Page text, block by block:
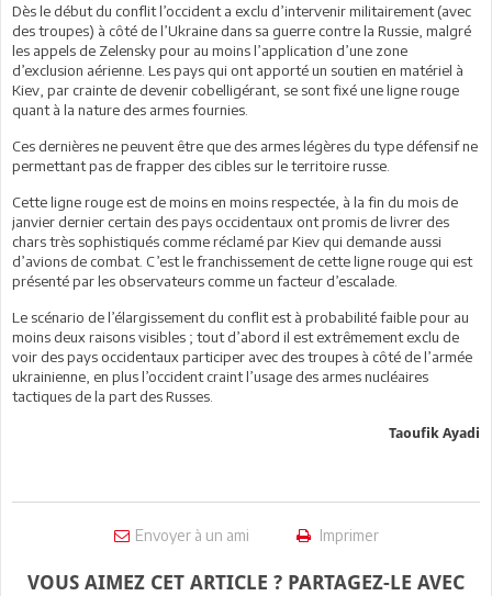
Dès le début du conflit l’occident a exclu d’intervenir militairement (avec
des troupes) à côté de l’Ukraine dans sa guerre contre la Russie, malgré
les appels de Zelensky pour au moins l’application d’une zone
d’exclusion aérienne. Les pays qui ont apporté un soutien en matériel à
Kiev, par crainte de devenir cobelligérant, se sont fixé une ligne rouge
quant à la nature des armes fournies.
Ces dernières ne peuvent être que des armes légères du type défensif ne
permettant pas de frapper des cibles sur le territoire russe.
Cette ligne rouge est de moins en moins respectée, à la fin du mois de
janvier dernier certain des pays occidentaux ont promis de livrer des
chars très sophistiqués comme réclamé par Kiev qui demande aussi
d’avions de combat. C’est le franchissement de cette ligne rouge qui est
présenté par les observateurs comme un facteur d’escalade.
Le scénario de l’élargissement du conflit est à probabilité faible pour au
moins deux raisons visibles ; tout d’abord il est extrêmement exclu de
voir des pays occidentaux participer avec des troupes à côté de l’armée
ukrainienne, en plus l’occident craint l’usage des armes nucléaires
tactiques de la part des Russes.
Taoufik Ayadi
Envoyer à un ami Imprimer
VOUS AIMEZ CET ARTICLE ? PARTAGEZ-LE AVEC